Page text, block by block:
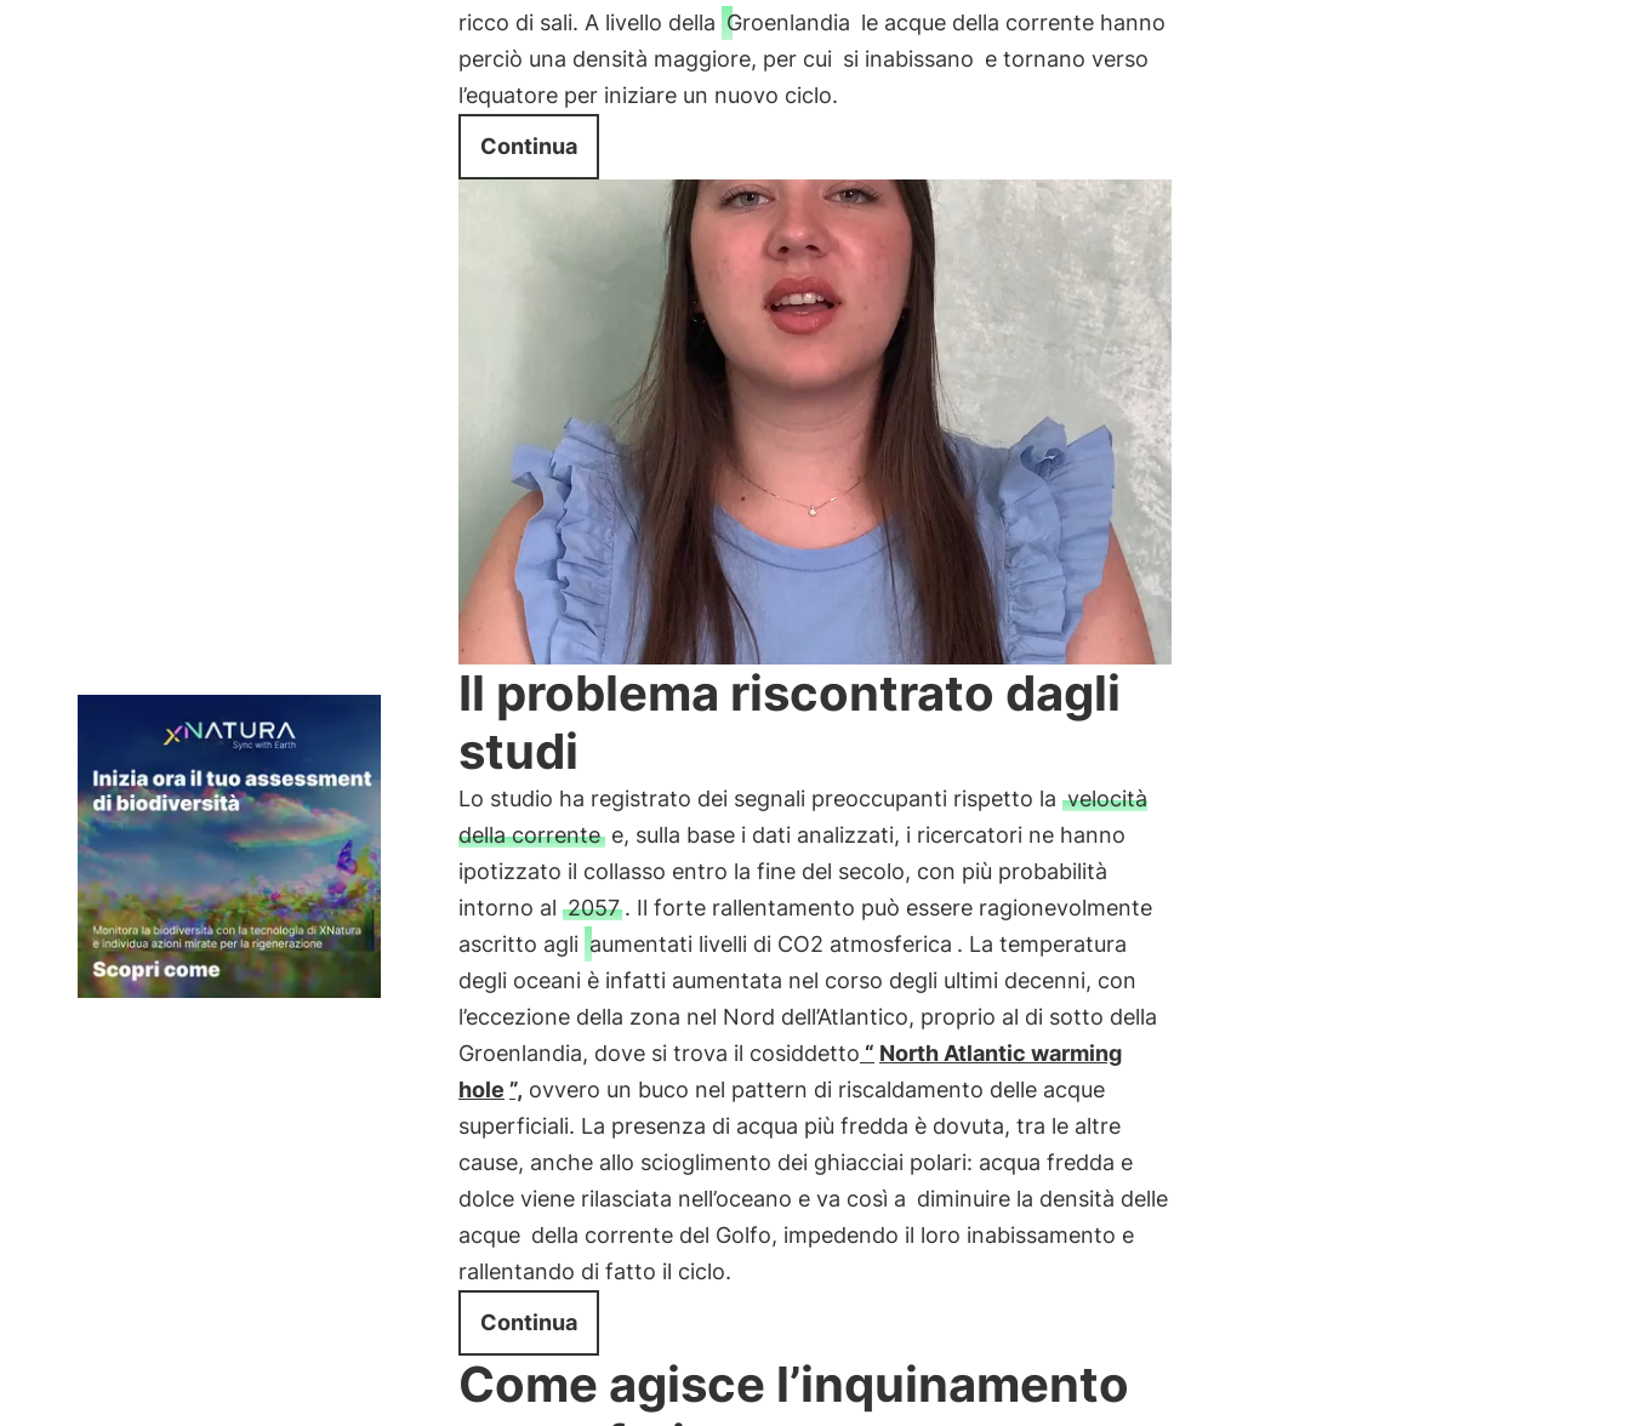
ricco di sali. A livello della Groenlandia le acque della corrente hanno
perciò una densità maggiore, per cui si inabissano e tornano verso
l’equatore per iniziare un nuovo ciclo.
Continua
Il problema riscontrato dagli
studi
Lo studio ha registrato dei segnali preoccupanti rispetto la velocità
della correntee, sulla base i dati analizzati, i ricercatori ne hanno
ipotizzato il collasso entro la fine del secolo, con più probabilità
intorno al 2057 . Il forte rallentamento può essere ragionevolmente
ascritto agli aumentati livelli di CO2 atmosferica . La temperatura
degli oceani è infatti aumentata nel corso degli ultimi decenni, con
l’eccezione della zona nel Nord dell’Atlantico, proprio al di sotto della
Groenlandia, dove si trova il cosiddetto “ North Atlantic warming
hole ”, ovvero un buco nel pattern di riscaldamento delle acque
superficiali. La presenza di acqua più fredda è dovuta, tra le altre
cause, anche allo scioglimento dei ghiacciai polari: acqua fredda e
dolce viene rilasciata nell’oceano e va così a diminuire la densità delle
acque della corrente del Golfo, impedendo il loro inabissamento e
rallentando di fatto il ciclo.
Continua
Come agisce l’inquinamento